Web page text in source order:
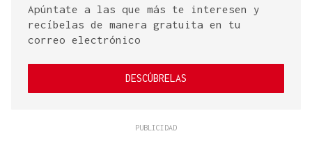
Apúntate a las que más te interesen y
recíbelas de manera gratuita en tu
correo electrónico
DESCÚBRELAS